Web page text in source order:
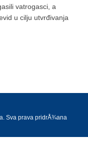
vatrogasci, a
u cilju utvrđivanja
Sva prava pridrÅ¾ana